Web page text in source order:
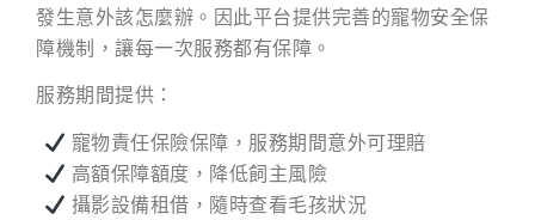
發生意外該怎麼辦。因此平台提供完善的寵物安全保
障機制，讓每一次服務都有保障。
服務期間提供：
寵物責任保險保障，服務期間意外可理賠
高額保障額度，降低飼主風險
攝影設備租借，隨時查看毛孩狀況